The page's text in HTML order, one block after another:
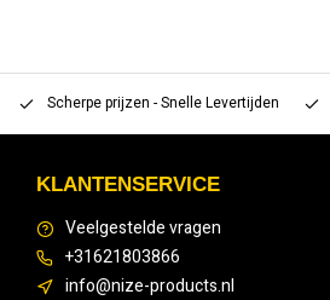
Scherpe prijzen - Snelle Levertijden
KLANTENSERVICE
Veelgestelde vragen
+31621803866
info@nize-products.nl